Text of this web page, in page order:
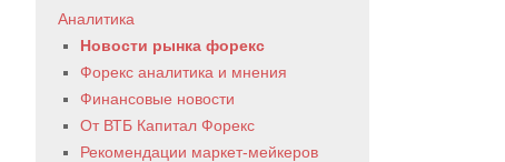
Аналитика
Новости рынка форекс
Форекс аналитика и мнения
Финансовые новости
От ВТБ Капитал Форекс
Рекомендации маркет-мейкеров